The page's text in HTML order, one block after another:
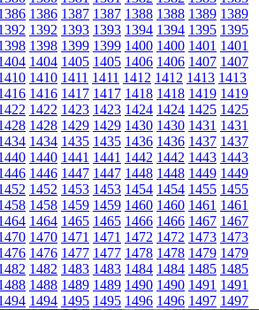
1386 1387 1387 1388 1388 1389 1389
1392 1393 1393 1394 1394 1395 1395
1398 1399 1399 1400 1400 1401 1401
1404 1405 1405 1406 1406 1407 1407
1410 1411 1411 1412 1412 1413 1413
1416 1417 1417 1418 1418 1419 1419
1422 1423 1423 1424 1424 1425 1425
1428 1429 1429 1430 1430 1431 1431
1434 1435 1435 1436 1436 1437 1437
1440 1441 1441 1442 1442 1443 1443
1446 1447 1447 1448 1448 1449 1449
1452 1453 1453 1454 1454 1455 1455
1458 1459 1459 1460 1460 1461 1461
1464 1465 1465 1466 1466 1467 1467
1470 1471 1471 1472 1472 1473 1473
1476 1477 1477 1478 1478 1479 1479
1482 1483 1483 1484 1484 1485 1485
1488 1489 1489 1490 1490 1491 1491
1494 1495 1495 1496 1496 1497 1497